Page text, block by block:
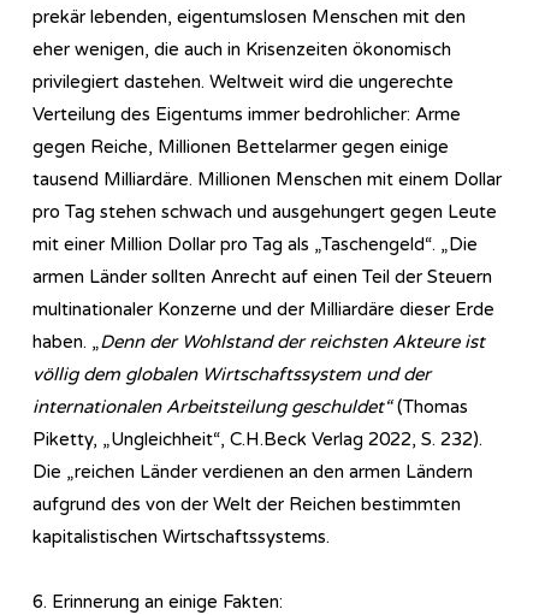
prekär lebenden, eigentumslosen Menschen mit den
eher wenigen, die auch in Krisenzeiten ökonomisch
privilegiert dastehen. Weltweit wird die ungerechte
Verteilung des Eigentums immer bedrohlicher: Arme
gegen Reiche, Millionen Bettelarmer gegen einige
tausend Milliardäre. Millionen Menschen mit einem Dollar
pro Tag stehen schwach und ausgehungert gegen Leute
mit einer Million Dollar pro Tag als „Taschengeld“. „Die
armen Länder sollten Anrecht auf einen Teil der Steuern
multinationaler Konzerne und der Milliardäre dieser Erde
haben. „Denn der Wohlstand der reichsten Akteure ist
völlig dem globalen Wirtschaftssystem und der
internationalen Arbeitsteilung geschuldet“(Thomas
Piketty, „Ungleichheit“, C.H.Beck Verlag 2022, S. 232).
Die „reichen Länder verdienen an den armen Ländern
aufgrund des von der Welt der Reichen bestimmten
kapitalistischen Wirtschaftssystems.
6. Erinnerung an einige Fakten: